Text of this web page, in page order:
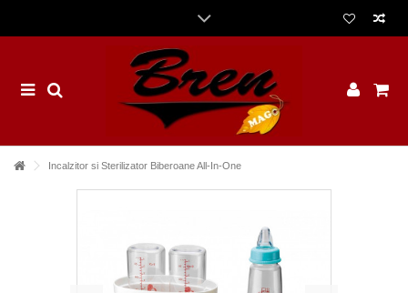
Incalzitor si Sterilizator Biberoane All-In-One